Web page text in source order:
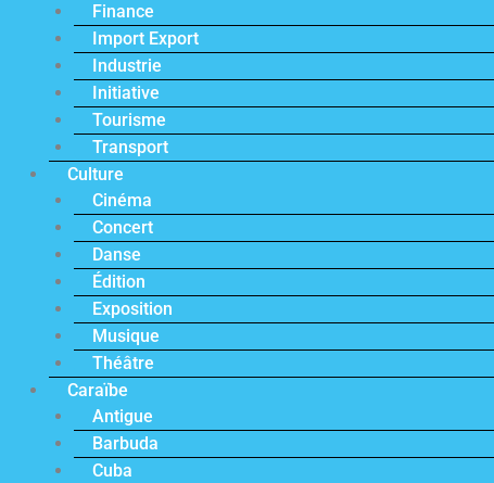
Finance
Import Export
Industrie
Initiative
Tourisme
Transport
Culture
Cinéma
Concert
Danse
Édition
Exposition
Musique
Théâtre
Caraïbe
Antigue
Barbuda
Cuba